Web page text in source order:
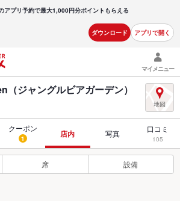
アプリ予約で最大1,000円分ポイントもらえる
ダウンロード アプリで開く
マイメニュー
ジャングルビアガーデン）
クーポン
1 店内 写真 口コミ
105
席 設備